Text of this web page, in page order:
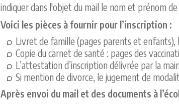
indiquer dans l'objet du mail le nom et prénom
Voici les pièces à fournir pour l’inscription :
Livret de famille (pages parents et enfants),
Copie du carnet de santé : pages des
L’attestation d’inscription délivrée par la
Si mention de divorce, le jugement de
Après envoi du mail et des documents à